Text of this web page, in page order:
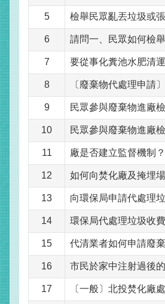
5 檢舉民眾亂丟垃圾或
6 請問一、民眾如何檢
7 要從事化糞池水肥清
8 〔廢棄物代處理申請
9 民眾參與廢棄物進廠
10 民眾參與廢棄物進廠
11 廠是否建立監督機制？
12 如何向焚化廠及掩埋
13 向環保局申請代處理
14 環保局代處理垃圾收
15 代清業者如何申請廢
16 市民於家中注射過後
17 〔一般〕北投焚化廠